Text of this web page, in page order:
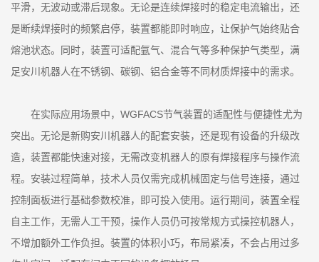
平滑，无波动或滞后现象。无论是连续焊接时的稳定电流输出，还
是断续焊接时的频繁启停，装置都能即时响应，让保护气始终贴合
熔池状态。同时，装置可适配氩气、混合气等多种保护气类型，满
足安川机器人在不锈钢、碳钢、铝合金等不同材质焊接中的需求。
在实际应用场景中，WGFACS节气装置的适配性与便捷性尤为
突出。无论是新购安川机器人的配套安装，还是现有设备的升级改
造，装置都能快速对接，无需改变机器人的原有焊接程序与操作流
程。安装过程简单，技术人员仅需完成机械固定与信号连接，通过
控制面板进行基础参数校准，即可投入使用。运行期间，装置全程
自主工作，无需人工干预，操作人员仍可按常规方式操控机器人，
不增加额外工作负担。装置的体积小巧，布局紧凑，不会占用过多